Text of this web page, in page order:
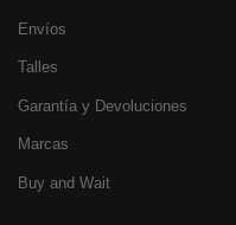
Envíos
Talles
Garantía y Devoluciones
Marcas
Buy and Wait